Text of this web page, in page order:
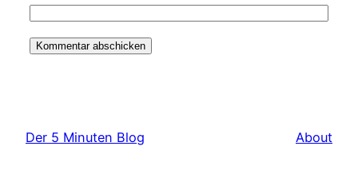
Der 5 Minuten Blog About